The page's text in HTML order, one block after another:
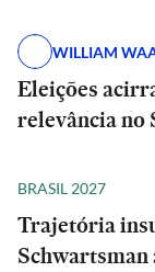
WILLIAM
Eleições
relevância no
BRASIL 2027
Trajetória